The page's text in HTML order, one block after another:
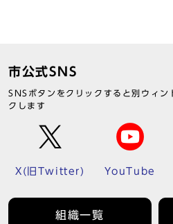
市公式SNS
SNSボタンをクリックすると別ウィン
クします
X(旧Twitter) YouTube
組織一覧